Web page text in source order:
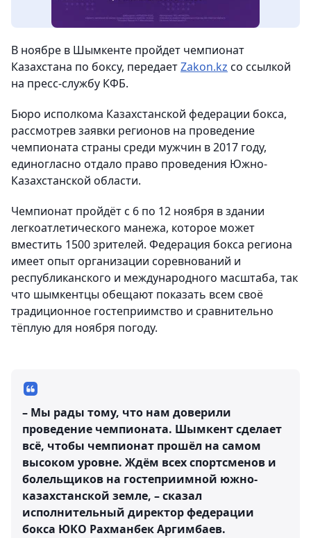
В ноябре в Шымкенте пройдет чемпионат
Казахстана по боксу, передаетZakon.kz со ссылкой
на пресс-службу КФБ.
Бюро исполкома Казахстанской федерации бокса,
рассмотрев заявки регионов на проведение
чемпионата страны среди мужчин в 2017 году,
единогласно отдало право проведения Южно-
Казахстанской области.
Чемпионат пройдёт с 6 по 12 ноября в здании
легкоатлетического манежа, которое может
вместить 1500 зрителей. Федерация бокса региона
имеет опыт организации соревнований и
республиканского и международного масштаба, так
что шымкентцы обещают показать всем своё
традиционное гостеприимство и сравнительно
тёплую для ноября погоду.
– Мы рады тому, что нам доверили
проведение чемпионата. Шымкент сделает
всё, чтобы чемпионат прошёл на самом
высоком уровне. Ждём всех спортсменов и
болельщиков на гостеприимной южно-
казахстанской земле, – сказал
исполнительный директор федерации
бокса ЮКО Рахманбек Аргимбаев.